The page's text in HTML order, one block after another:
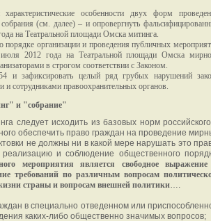
особенности двух форм
(см. далее) – и опровергнуть
на Театральной площади Омска митинга.
организации и проведения публичных
2012 года на Театральной площади Омска
в строгом соответствии с Законом.
и зафиксировать целый ряд грубых нарушений
и сотрудниками правоохранительных органов.
и "собрание"
следует исходить из базовых норм
обеспечить право граждан на проведение
не должны ни в какой мере нарушать это
и соблюдение общественного
мероприятия является свободное
требований по различным вопросам
страны и вопросам внешней политики….
в специально отведенном или
каких-либо общественно значимых вопросов;